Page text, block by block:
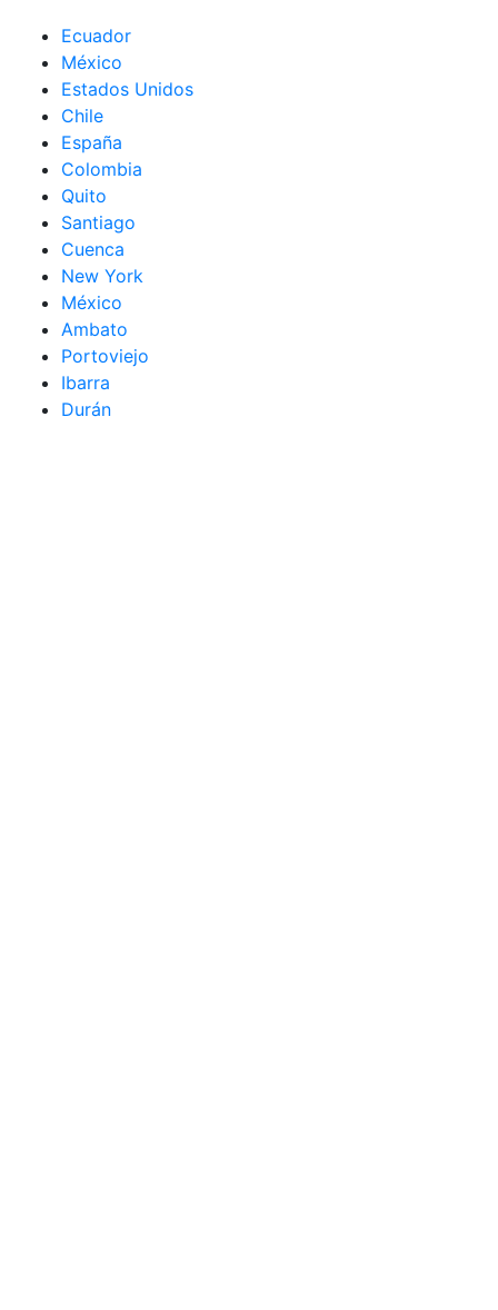
Ecuador
México
Estados Unidos
Chile
España
Colombia
Quito
Santiago
Cuenca
New York
México
Ambato
Portoviejo
Ibarra
Durán